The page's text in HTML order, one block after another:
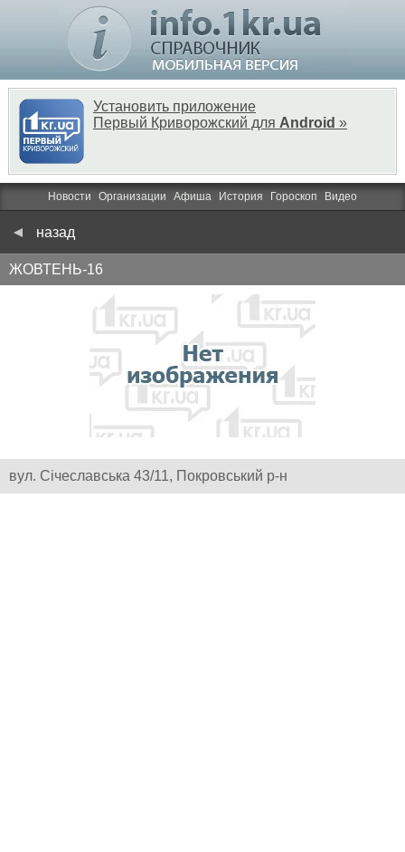
Установить приложение
Первый Криворожский для Android »
Новости Организации Афиша История Гороскоп Видео
назад
ЖОВТЕНЬ-16
вул. Січеславська 43/11, Покровський р-н